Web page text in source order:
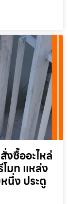
งซื้ออะไหล่
โมท แหล่ง
นึ่ง ประตู